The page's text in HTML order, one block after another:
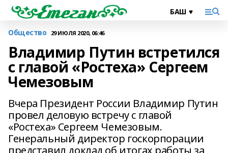
Общество 29 ИЮЛЯ 2020, 06:46
Владимир Путин встретился
с главой «Ростеха» Сергеем
Чемезовым
Вчера Президент России Владимир Путин
провел деловую встречу с главой
«Ростеха» Сергеем Чемезовым.
Генеральный директор госкорпорации
представил доклад об итогах работы за